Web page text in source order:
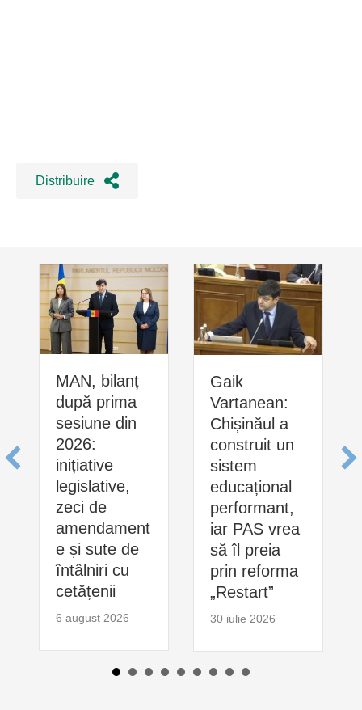
Distribuire
MAN, bilanț
după prima
sesiune din
2026:
inițiative
legislative,
zeci de
amendament
e și sute de
întâlniri cu
cetățenii
6 august 2026
Gaik
Vartanean:
Chișinăul a
construit un
sistem
educațional
performant,
iar PAS vrea
să îl preia
prin reforma
„Restart”
30 iulie 2026